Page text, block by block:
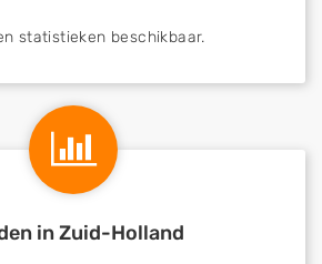
statistieken beschikbaar.
in Zuid-Holland